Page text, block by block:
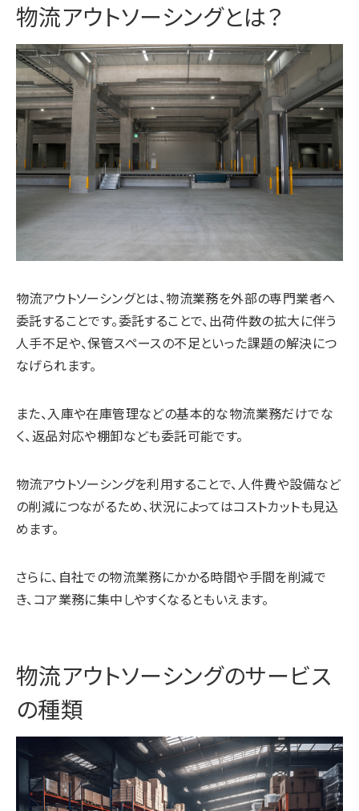
物流アウトソーシングとは？
物流アウトソーシングとは、物流業務を外部の専門業者へ
委託することです。委託することで、出荷件数の拡大に伴う
人手不足や、保管スペースの不足といった課題の解決につ
なげられます。
また、入庫や在庫管理などの基本的な物流業務だけでな
く、返品対応や棚卸なども委託可能です。
物流アウトソーシングを利用することで、人件費や設備など
の削減につながるため、状況によってはコストカットも見込
めます。
さらに、自社での物流業務にかかる時間や手間を削減で
き、コア業務に集中しやすくなるともいえます。
物流アウトソーシングのサービス
の種類